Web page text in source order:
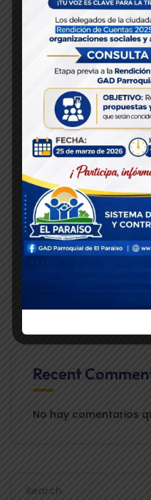
Recent Posts
CONTRIBUYENDO
VIALIDAD Y AL
PARROQUIA
INAUGURACIÓN DE
VILLA SECA
MAQUINARIA PARA
RIO EN NUESTRO
¡INAUGURACIÓN DEL
ENMALLADO Y
DEL SITIO EL TIGRE 2!
REHABILITACIÓN DE
DE NUESTRA
Recent
No hay comentarios